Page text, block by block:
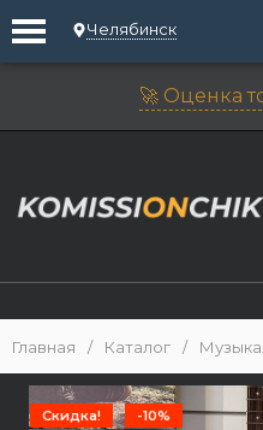
Челябинск
🚀 Оценка
Главная / Каталог /
Скидка! -10%